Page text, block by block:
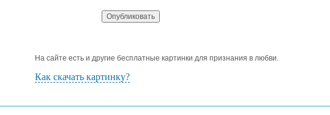
На сайте есть и другие бесплатные картинки для признания в любви.
Как скачать картинку?